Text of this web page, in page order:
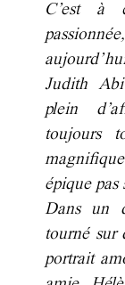
C’est à
Judith
plein
toujours
épique pas
Dans un
tourné sur
portrait